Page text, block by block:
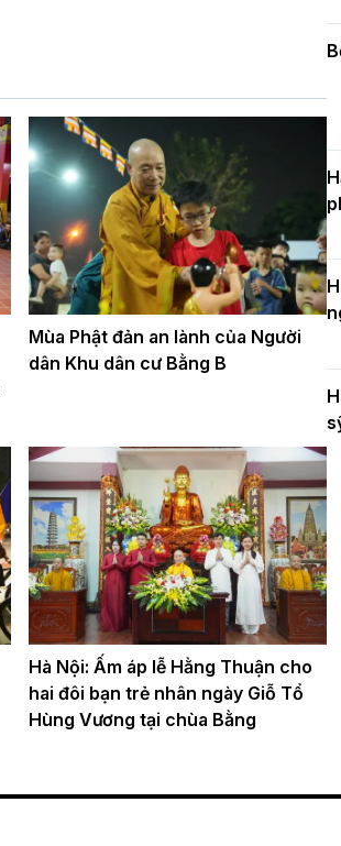
Mùa Phật đản an lành của Người
dân Khu dân cư Bằng B
Hà Nội: Ấm áp lễ Hằng Thuận cho
hai đôi bạn trẻ nhân ngày Giỗ Tổ
Hùng Vương tại chùa Bằng